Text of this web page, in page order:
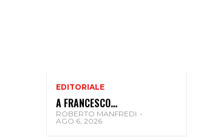
EDITORIALE
A FRANCESCO…
ROBERTO MANFREDI -
AGO 6, 2026